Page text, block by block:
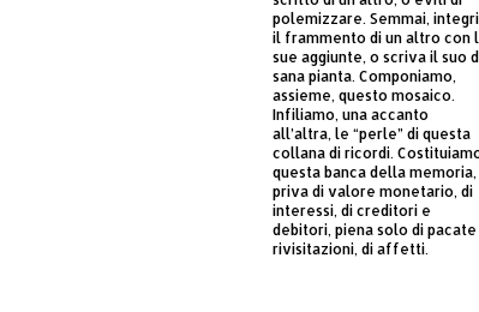
polemizzare. Semmai, integri
il frammento di un altro con
sue aggiunte, o scriva il suo
sana pianta. Componiamo,
assieme, questo mosaico.
Infiliamo, una accanto
all’altra, le “perle” di questa
collana di ricordi.
questa banca della memoria,
priva di valore monetario, di
interessi, di creditori e
debitori, piena solo di pacate
rivisitazioni, di affetti.